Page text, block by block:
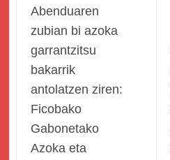
Abenduaren
zubian bi azoka
garrantzitsu
bakarrik
antolatzen ziren:
Ficobako
Gabonetako
Azoka eta